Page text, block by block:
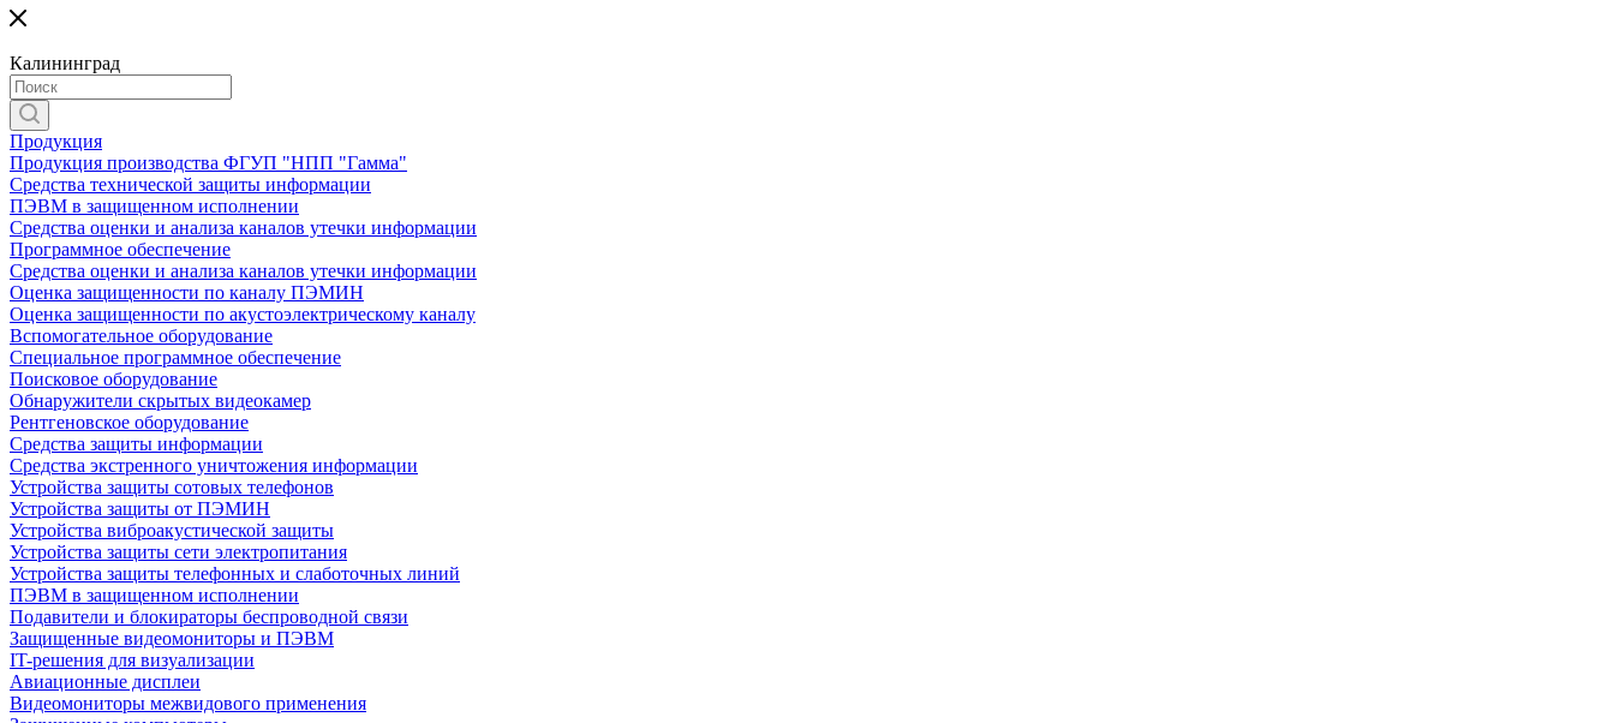
Калининград
Продукция
Продукция производства ФГУП "НПП "Гамма"
Средства технической защиты информации
ПЭВМ в защищенном исполнении
Средства оценки и анализа каналов утечки информации
Программное обеспечение
Средства оценки и анализа каналов утечки информации
Оценка защищенности по каналу ПЭМИН
Оценка защищенности по акустоэлектрическому каналу
Вспомогательное оборудование
Специальное программное обеспечение
Поисковое оборудование
Обнаружители скрытых видеокамер
Рентгеновское оборудование
Средства защиты информации
Средства экстренного уничтожения информации
Устройства защиты сотовых телефонов
Устройства защиты от ПЭМИН
Устройства виброакустической защиты
Устройства защиты сети электропитания
Устройства защиты телефонных и слаботочных линий
ПЭВМ в защищенном исполнении
Подавители и блокираторы беспроводной связи
Защищенные видеомониторы и ПЭВМ
IT-решения для визуализации
Авиационные дисплеи
Видеомониторы межвидового применения